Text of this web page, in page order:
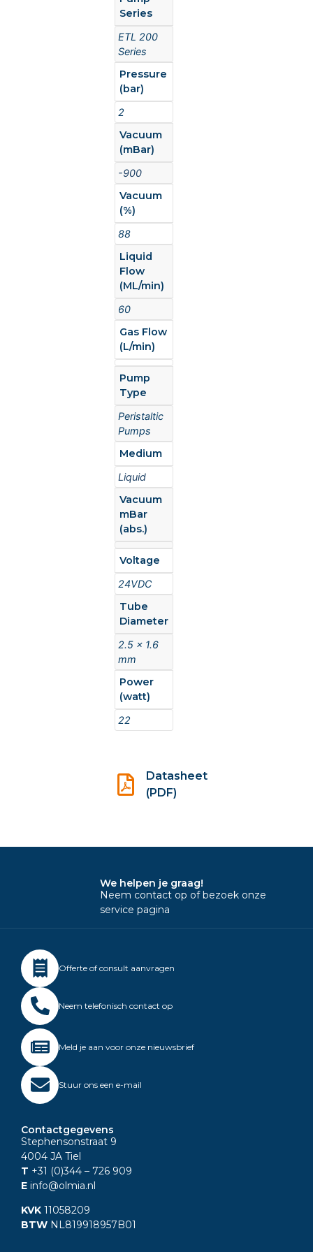
Series
ETL 200
Series
Pressure
(bar)
2
Vacuum
(mBar)
-900
Vacuum
(%)
88
Liquid
Flow
(ML/min)
60
Gas Flow
(L/min)
Pump
Type
Peristaltic
Pumps
Medium
Liquid
Vacuum
mBar
(abs.)
Voltage
24VDC
Tube
Diameter
2.5 x 1.6
mm
Power
(watt)
22
Datasheet
(PDF)
We helpen je graag!
Neem contact op of bezoek onze
service pagina
Offerte of consult aanvragen
Neem telefonisch contact op
Meld je aan voor onze nieuwsbrief
Stuur ons een e-mail
Contactgegevens
Stephensonstraat 9
4004 JA Tiel
T +31 (0)344 – 726 909
E info@olmia.nl
KVK 11058209
BTW NL819918957B01